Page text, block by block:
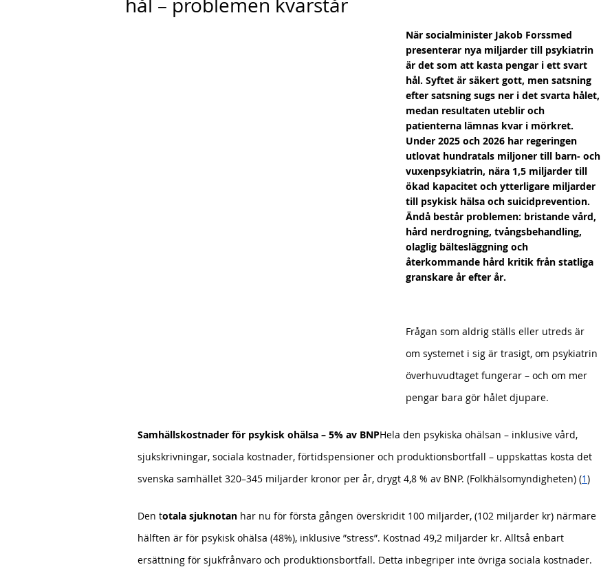
hål – problemen kvarstår
När socialminister Jakob Forssmed
presenterar nya miljarder till psykiatrin
är det som att kasta pengar i ett svart
hål. Syftet är säkert gott, men satsning
efter satsning sugs ner i det svarta hålet,
medan resultaten uteblir och
patienterna lämnas kvar i mörkret.
Under 2025 och 2026 har regeringen
utlovat hundratals miljoner till barn- och
vuxenpsykiatrin, nära 1,5 miljarder till
ökad kapacitet och ytterligare miljarder
till psykisk hälsa och suicidprevention.
Ändå består problemen: bristande vård,
hård nerdrogning, tvångsbehandling,
olaglig bältesläggning och
återkommande hård kritik från statliga
granskare år efter år.
Frågan som aldrig ställs eller utreds är
om systemet i sig är trasigt, om psykiatrin
överhuvudtaget fungerar – och om mer
pengar bara gör hålet djupare.
Samhällskostnader för psykisk ohälsa – 5% av BNPHela den psykiska ohälsan – inklusive vård,
sjukskrivningar, sociala kostnader, förtidspensioner och produktionsbortfall – uppskattas kosta det
svenska samhället 320–345 miljarder kronor per år, drygt 4,8 % av BNP. (Folkhälsomyndigheten) (1)
Den totala sjuknotan har nu för första gången överskridit 100 miljarder, (102 miljarder kr) närmare
hälften är för psykisk ohälsa (48%), inklusive ”stress”. Kostnad 49,2 miljarder kr. Alltså enbart
ersättning för sjukfrånvaro och produktionsbortfall. Detta inbegriper inte övriga sociala kostnader.